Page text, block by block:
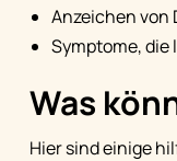
Anzeichen von
Symptome, die
Was
Hier sind einige